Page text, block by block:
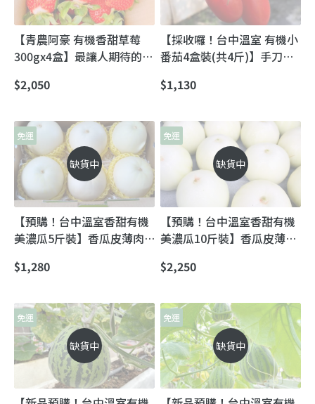
【青農阿豪 有機香甜草莓
300gx4盒】最讓人期待的冬
$2,050
【採收囉！台中溫室 有機小
番茄4盒裝(共4斤)】手刀搶
蜜！
$1,130
缺貨中
免運
【預購！台中溫室香甜有機
美濃瓜5斤裝】香瓜皮薄肉
栽培
$1,280
缺貨中
免運
【預購！台中溫室香甜有機
美濃瓜10斤裝】香瓜皮薄肉
栽培
$2,250
缺貨中
免運
缺貨中
免運